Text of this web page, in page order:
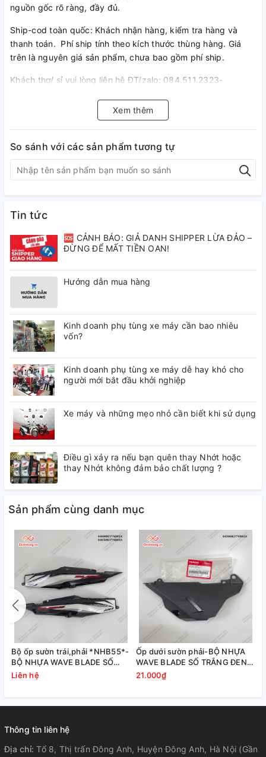
nguồn gốc rõ ràng, đầy đủ.
Ship-cod toàn quốc: Khách nhận hàng, kiểm tra hàng và
thanh toán. Phí ship tính theo kích thước thùng hàng. Giá
trên là nguyên giá sản phẩm, chưa bao gồm phí ship.
Khách thợ/ sỉ vui lòng liên hệ ĐT/zalo: 084.511.2323-
Xem thêm
So sánh với các sản phẩm tương tự
Tin tức
🆘 CẢNH BÁO: GIẢ DANH SHIPPER LỪA ĐẢO –
ĐỪNG ĐỂ MẤT TIỀN OAN!
Hướng dẫn mua hàng
Kinh doanh phụ tùng xe máy cần bao nhiêu
vốn?
Kinh doanh phụ tùng xe máy dễ hay khó cho
người mới bắt đầu khởi nghiệp
Xe máy và những mẹo nhỏ cần biết khi sử dụng
Điều gì xảy ra nếu bạn quên thay Nhớt hoặc
thay Nhớt không đảm bảo chất lượng ?
Sản phẩm cùng danh mục
Bộ ốp sườn trái,phải *NHB55*-
BỘ NHỰA WAVE BLADE SỐ
TRẮNG ĐEN THƯỜNG
Liên hệ
Ốp dưới sườn phải-BỘ NHỰA
WAVE BLADE SỐ TRẮNG ĐEN
THƯỜNG
21.000₫
Thông tin liên hệ
Địa chỉ:Tổ 8, Thị trấn Đông Anh, Huyện Đông Anh, Hà Nội (Gần